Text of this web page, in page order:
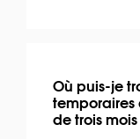
Où puis-je
temporaires
de trois mois